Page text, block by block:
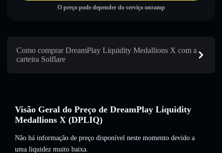
O preço pode depender do serviço onramp
Como comprar DreamPlay Liquidity Medallions X com a
carteira Solflare
Visão Geral do Preço de DreamPlay Liquidity
Medallions X (DPLIQ)
Não há informação de preço disponível neste momento devido a
uma liquidez muito baixa.